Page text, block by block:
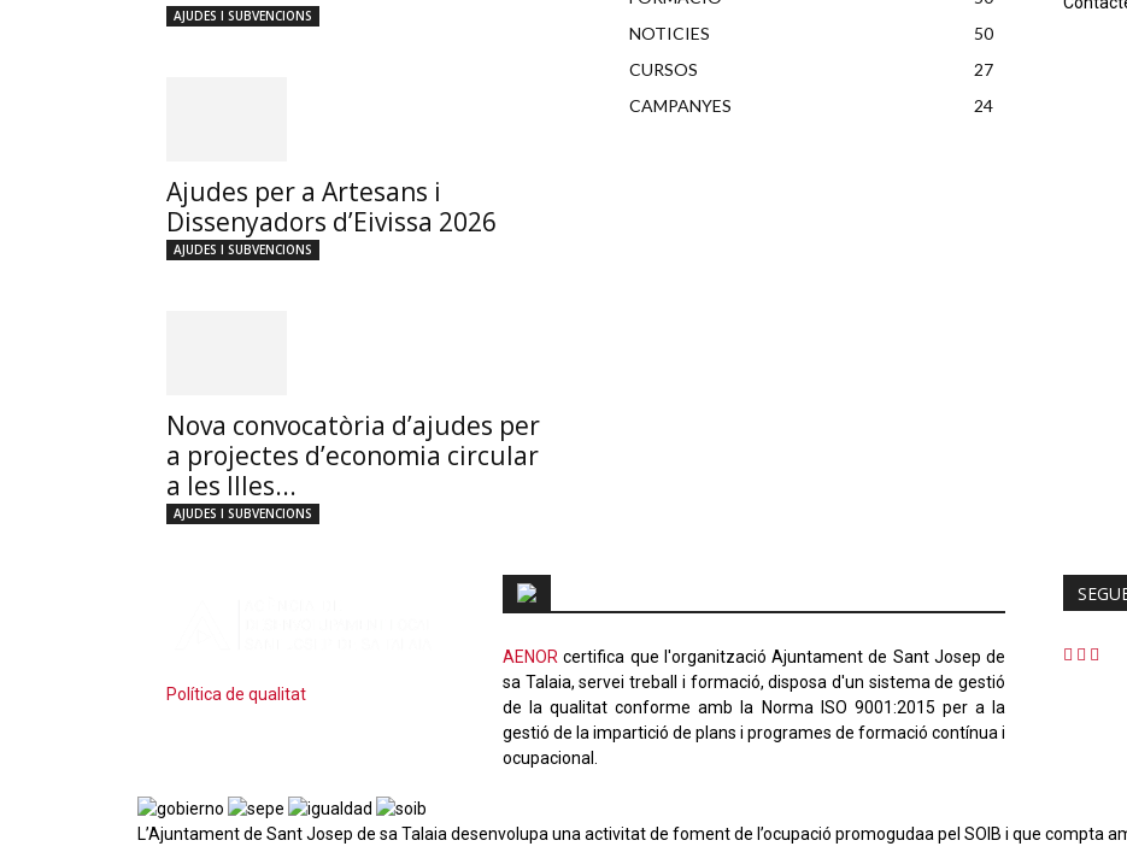
AJUDES I SUBVENCIONS
Ajudes per a Artesans i
Dissenyadors d’Eivissa 2026
AJUDES I SUBVENCIONS
Nova convocatòria d’ajudes per
a projectes d’economia circular
a les Illes...
AJUDES I SUBVENCIONS
NOTICIES
50
CURSOS
27
CAMPANYES
24
Política de qualitat
AENOR certifica que l'organització Ajuntament de Sant Josep de
sa Talaia, servei treball i formació, disposa d'un sistema de gestió
de la qualitat conforme amb la Norma ISO 9001:2015 per a la
gestió de la impartició de plans i programes de formació contínua i
ocupacional.
L’Ajuntament de Sant Josep de sa Talaia desenvolupa una activitat de foment de l’ocupació promogudaa pel SOIB i que compta